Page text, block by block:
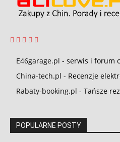
E46garage.pl - serwis i forum
China-tech.pl - Recenzje
Rabaty-booking.pl - Tańsze
POPULARNE POSTY